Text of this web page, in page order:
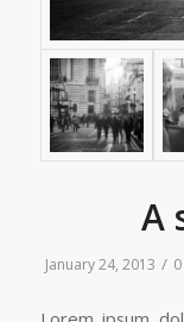
A
January 24, 2013 /